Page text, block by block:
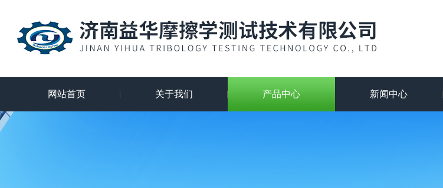
网站首页 关于我们 产品中心 新闻中心